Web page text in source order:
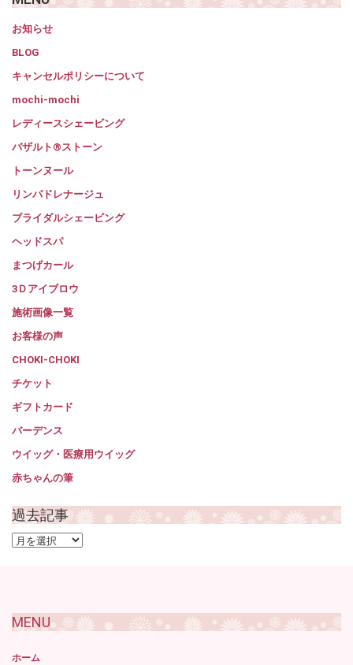
お知らせ
BLOG
キャンセルポリシーについて
mochi-mochi
レディースシェービング
バザルト®ストーン
トーンヌール
リンパドレナージュ
ブライダルシェービング
ヘッドスパ
まつげカール
3Ｄアイブロウ
施術画像一覧
お客様の声
CHOKI-CHOKI
チケット
ギフトカード
バーデンス
ウイッグ・医療用ウイッグ
赤ちゃんの筆
過去記事
過
MENU
ホーム